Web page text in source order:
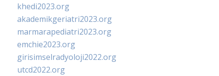
khedi2023.org
akademikgeriatri2023.org
marmarapediatri2023.org
emchie2023.org
girisimselradyoloji2022.org
utcd2022.org